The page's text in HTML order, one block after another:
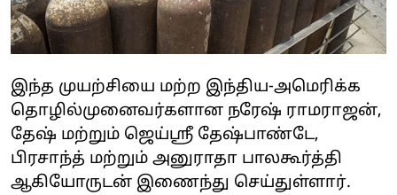
இந்த முயற்சியை மற்ற இந்திய-அமெரிக்க
தொழில்முனைவர்களான நரேஷ் ராமராஜன்,
தேஷ் மற்றும் ஜெய்ஸ்ரீ தேஷ்பாண்டே,
பிரசாந்த் மற்றும் அனுராதா பாலகூர்த்தி
ஆகியோருடன் இணைந்து செய்துள்ளார்.